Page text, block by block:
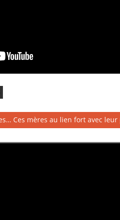
Ces mères au lien fort avec